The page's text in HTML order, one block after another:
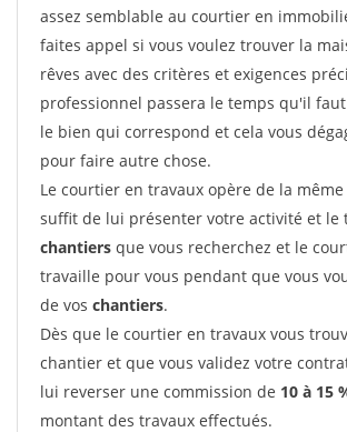
assez semblable au courtier en
faites appel si vous voulez trouver la
rêves avec des critères et exigences
professionnel passera le temps qu'il
le bien qui correspond et cela vous
pour faire autre chose.
Le courtier en travaux opère de la
suffit de lui présenter votre activité et le
chantiers que vous recherchez et le
travaille pour vous pendant que vous
de vos chantiers.
Dès que le courtier en travaux vous
chantier et que vous validez votre
lui reverser une commission de 10 à 15
montant des travaux effectués.